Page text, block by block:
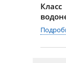
Класс